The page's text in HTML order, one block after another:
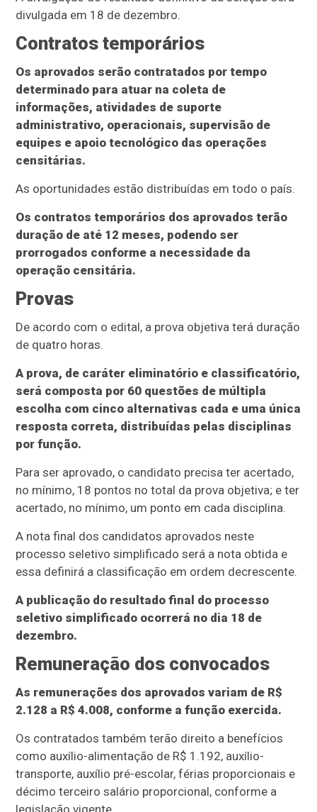
divulgada em 18 de dezembro.
Contratos temporários
Os aprovados serão contratados por tempo
determinado para atuar na coleta de
informações, atividades de suporte
administrativo, operacionais, supervisão de
equipes e apoio tecnológico das operações
censitárias.
As oportunidades estão distribuídas em todo o país.
Os contratos temporários dos aprovados terão
duração de até 12 meses, podendo ser
prorrogados conforme a necessidade da
operação censitária.
Provas
De acordo com o edital, a prova objetiva terá duração
de quatro horas.
A prova, de caráter eliminatório e classificatório,
será composta por 60 questões de múltipla
escolha com cinco alternativas cada e uma única
resposta correta, distribuídas pelas disciplinas
por função.
Para ser aprovado, o candidato precisa ter acertado,
no mínimo, 18 pontos no total da prova objetiva; e ter
acertado, no mínimo, um ponto em cada disciplina.
A nota final dos candidatos aprovados neste
processo seletivo simplificado será a nota obtida e
essa definirá a classificação em ordem decrescente.
A publicação do resultado final do processo
seletivo simplificado ocorrerá no dia 18 de
dezembro.
Remuneração dos convocados
As remunerações dos aprovados variam de R$
2.128 a R$ 4.008, conforme a função exercida.
Os contratados também terão direito a benefícios
como auxílio-alimentação de R$ 1.192, auxílio-
transporte, auxílio pré-escolar, férias proporcionais e
décimo terceiro salário proporcional, conforme a